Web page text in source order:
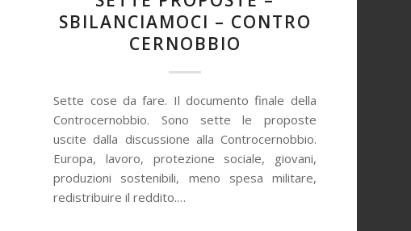
SBILANCIAMOCI – CONTRO
CERNOBBIO
Sette cose da fare. Il documento finale della
Controcernobbio. Sono sette le proposte
uscite dalla discussione alla Controcernobbio.
Europa, lavoro, protezione sociale, giovani,
produzioni sostenibili, meno spesa militare,
redistribuire il reddito.…